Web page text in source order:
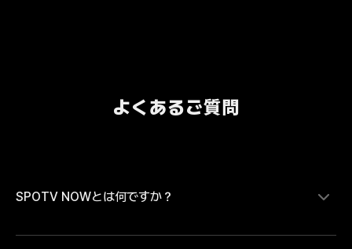
よくあるご質問
SPOTV NOWとは何ですか？